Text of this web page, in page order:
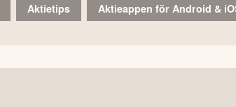
Aktietips Aktieappen för Android &